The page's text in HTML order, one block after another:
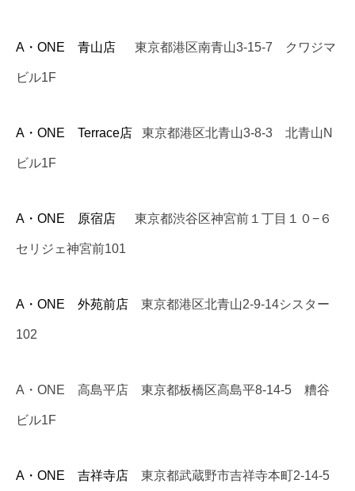
A・ONE 青山店 東京都港区南青山3-15-7 クワジマ
ビル1F
A・ONE Terrace店 東京都港区北青山3-8-3 北青山N
ビル1F
A・ONE 原宿店 東京都渋谷区神宮前１丁目１０−６
セリジェ神宮前101
A・ONE 外苑前店 東京都港区北青山2-9-14シスター
102
A・ONE 高島平店 東京都板橋区高島平8-14-5 糟谷
ビル1F
A・ONE 吉祥寺店 東京都武蔵野市吉祥寺本町2-14-5